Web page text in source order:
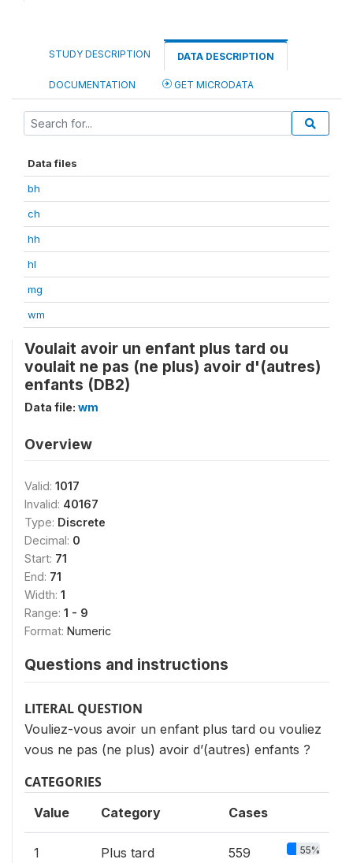
STUDY DESCRIPTION DATA DESCRIPTION
DOCUMENTATION GET MICRODATA
Data files
bh
ch
hh
hl
mg
wm
Voulait avoir un enfant plus tard ou
voulait ne pas (ne plus) avoir d'(autres)
enfants (DB2)
Data file: wm
Overview
Valid: 1017
Invalid: 40167
Type: Discrete
Decimal: 0
Start: 71
End: 71
Width: 1
Range: 1 - 9
Format: Numeric
Questions and instructions
LITERAL QUESTION
Vouliez-vous avoir un enfant plus tard ou vouliez
vous ne pas (ne plus) avoir d’(autres) enfants ?
CATEGORIES
Value Category Cases
1 Plus tard 559 55%